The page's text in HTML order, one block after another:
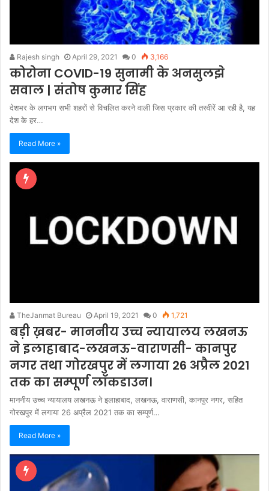
Rajesh singh April 29, 2021 0 3,166
कोरोना COVID-19 सुनामी के अनसुलझे
सवाल | संतोष कुमार सिंह
देशभर के लगभग सभी शहरों से विचलित करने वाली जिस प्रकार की तस्वीरें आ रही है, यह
देश के हर…
Read More »
TheJanmat Bureau April 19, 2021 0 1,721
बड़ी ख़बर- माननीय उच्च न्यायालय लखनऊ
ने इलाहाबाद-लखनऊ-वाराणसी- कानपुर
नगर तथा गोरखपुर में लगाया 26 अप्रैल 2021
तक का सम्पूर्ण लॉकडाउन।
माननीय उच्च न्यायालय लखनऊ ने इलाहाबाद, लखनऊ, वाराणसी, कानपुर नगर, सहित
गोरखपुर में लगाया 26 अप्रैल 2021 तक का सम्पूर्ण…
Read More »